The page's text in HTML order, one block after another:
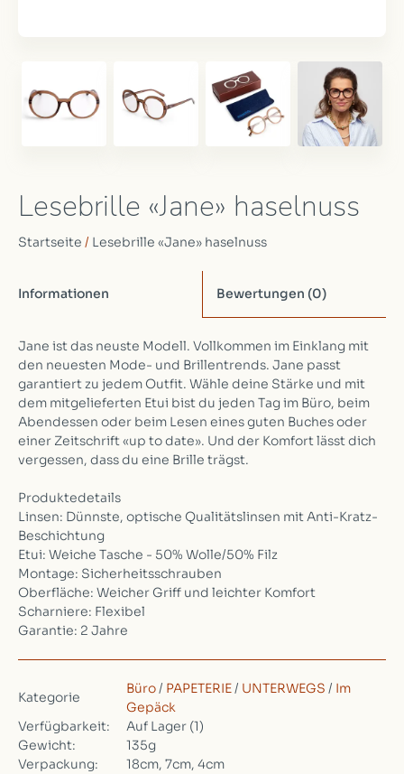
Lesebrille «Jane» haselnuss
Startseite / Lesebrille «Jane» haselnuss
Informationen Bewertungen (0)
Jane ist das neuste Modell. Vollkommen im Einklang mit
den neuesten Mode- und Brillentrends. Jane passt
garantiert zu jedem Outfit. Wähle deine Stärke und mit
dem mitgelieferten Etui bist du jeden Tag im Büro, beim
Abendessen oder beim Lesen eines guten Buches oder
einer Zeitschrift «up to date». Und der Komfort lässt dich
vergessen, dass du eine Brille trägst.
Produktedetails
Linsen: Dünnste, optische Qualitätslinsen mit Anti-Kratz-
Beschichtung
Etui: Weiche Tasche - 50% Wolle/50% Filz
Montage: Sicherheitsschrauben
Oberfläche: Weicher Griff und leichter Komfort
Scharniere: Flexibel
Garantie: 2 Jahre
Kategorie
Büro/ PAPETERIE/ UNTERWEGS / Im
Gepäck
Verfügbarkeit:
Auf Lager (1)
Gewicht:
135g
Verpackung:
18cm, 7cm, 4cm